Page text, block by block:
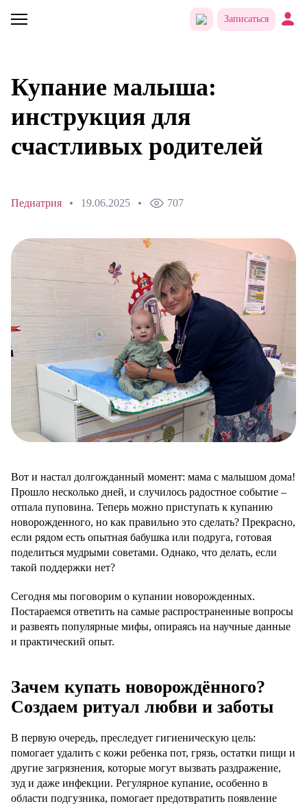
Записаться
Купание малыша:
инструкция для
счастливых родителей
Педиатрия 19.06.2025 707
Вот и настал долгожданный момент: мама с малышом дома!
Прошло несколько дней, и случилось радостное событие –
отпала пуповина. Теперь можно приступать к купанию
новорожденного, но как правильно это сделать? Прекрасно,
если рядом есть опытная бабушка или подруга, готовая
поделиться мудрыми советами. Однако, что делать, если
такой поддержки нет?
Сегодня мы поговорим о купании новорожденных.
Постараемся ответить на самые распространенные вопросы
и развеять популярные мифы, опираясь на научные данные
и практический опыт.
Зачем купать новорождённого?
Создаем ритуал любви и заботы
В первую очередь, преследует гигиеническую цель:
помогает удалить с кожи ребенка пот, грязь, остатки пищи и
другие загрязнения, которые могут вызвать раздражение,
зуд и даже инфекции. Регулярное купание, особенно в
области подгузника, помогает предотвратить появление